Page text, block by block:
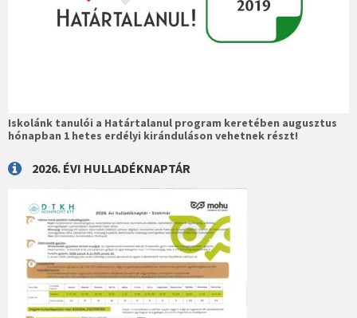
Iskolánk tanulói a Határtalanul program keretében augusztus
hónapban 1 hetes erdélyi kiránduláson vehetnek részt!
2026. ÉVI HULLADÉKNAPTÁR